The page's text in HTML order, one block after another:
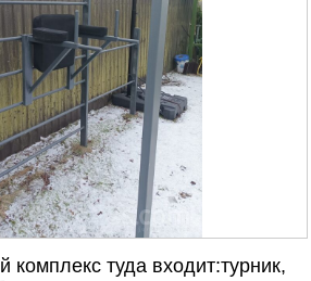
комплекс туда входит:турник,